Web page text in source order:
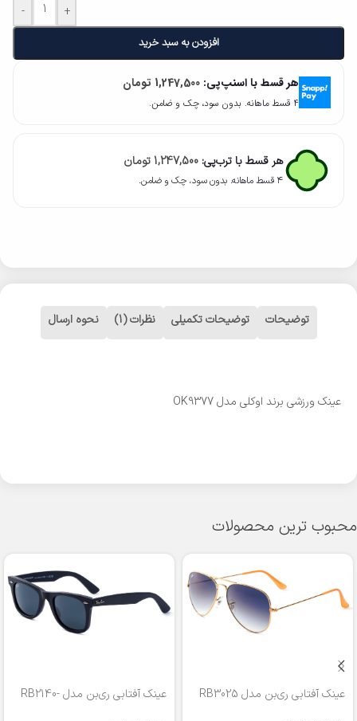
- +
افزودن به سبد خرید
هر قسط با اسنپ‌پی: 1,247,500 تومان
۴ قسط ماهانه. بدون سود، چک و ضامن.
هر قسط با ترب‌پی: 1,247,500 تومان
۴ قسط ماهانه. بدون سود، چک و ضامن.
توضیحات توضیحات تکمیلی نظرات (1) نحوه ارسال
عینک ورزشی برند اوکلی مدل OK9377
محبوب ترین محصولات
عینک آفتابی ری‌بن مدل RB3025
عینک آفتابی ری‌بن مدل RB2140-